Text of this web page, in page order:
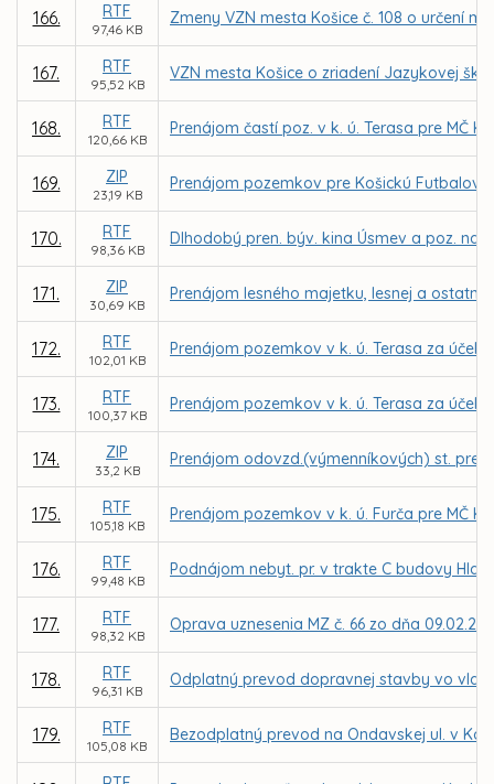
166. RTF
97,46 KB
Zmeny VZN mesta Košice č. 108 o určení
167. RTF
95,52 KB
VZN mesta Košice o zriadení Jazykovej
168. RTF
120,66 KB
Prenájom častí poz. v k. ú. Terasa pre MČ
169. ZIP
23,19 KB
Prenájom pozemkov pre Košickú
170. RTF
98,36 KB
Dlhodobý pren. býv. kina Úsmev a poz. na
171. ZIP
30,69 KB
Prenájom lesného majetku, lesnej a
172. RTF
102,01 KB
Prenájom pozemkov v k. ú. Terasa za
173. RTF
100,37 KB
Prenájom pozemkov v k. ú. Terasa za
174. ZIP
33,2 KB
Prenájom odovzd.(výmenníkových) st. pre
175. RTF
105,18 KB
Prenájom pozemkov v k. ú. Furča pre MČ
176. RTF
99,48 KB
Podnájom nebyt. pr. v trakte C budovy
177. RTF
98,32 KB
Oprava uznesenia MZ č. 66 zo dňa
178. RTF
96,31 KB
Odplatný prevod dopravnej stavby vo
179. RTF
105,08 KB
Bezodplatný prevod na Ondavskej ul. v